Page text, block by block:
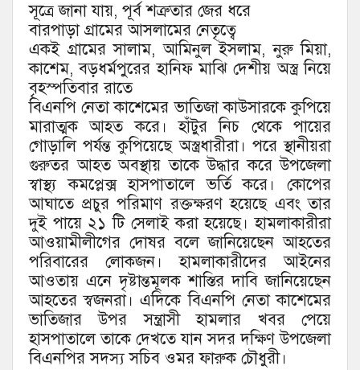
সূত্রে জানা যায়, পূর্ব শত্রুতার জের ধরে
বারপাড়া গ্রামের আসলামের নেতৃত্বে
একই গ্রামের সালাম, আমিনুল ইসলাম, নুরু মিয়া,
কাশেম, বড়ধর্মপুরের হানিফ মাঝি দেশীয় অস্ত্র নিয়ে
বৃহস্পতিবার রাতে
বিএনপি নেতা কাশেমের ভাতিজা কাউসারকে কুপিয়ে
মারাত্মক আহত করে। হাঁটুর নিচ থেকে পায়ের
গোড়ালি পর্যন্ত কুপিয়েছে অস্ত্রধারীরা। পরে স্থানীয়রা
গুরুতর আহত অবস্থায় তাকে উদ্ধার করে উপজেলা
স্বাস্থ্য কমপ্লেক্স হাসপাতালে ভর্তি করে। কোপের
আঘাতে প্রচুর পরিমাণ রক্তক্ষরণ হয়েছে এবং তার
দুই পায়ে ২১ টি সেলাই করা হয়েছে। হামলাকারীরা
আওয়ামীলীগের দোষর বলে জানিয়েছেন আহতের
পরিবারের লোকজন। হামলাকারীদের আইনের
আওতায় এনে দৃষ্টান্তমূলক শাস্তির দাবি জানিয়েছেন
আহতের স্বজনরা। এদিকে বিএনপি নেতা কাশেমের
ভাতিজার উপর সন্ত্রাসী হামলার খবর পেয়ে
হাসপাতালে তাকে দেখতে যান সদর দক্ষিণ উপজেলা
বিএনপির সদস্য সচিব ওমর ফারুক চৌধুরী।